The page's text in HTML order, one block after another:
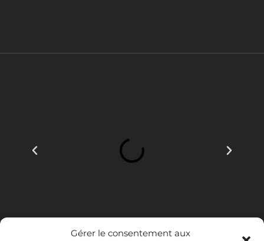
Gérer le consentement aux